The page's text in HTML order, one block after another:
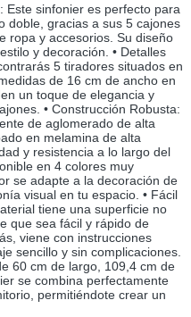
Este sinfonier es perfecto para
doble, gracias a sus 5 cajones
ropa y accesorios. Su diseño
y decoración. • Detalles
5 tiradores situados en
de 16 cm de ancho en
un toque de elegancia y
• Construcción Robusta:
de aglomerado de alta
en melamina de alta
y resistencia a lo largo del
en 4 colores muy
se adapte a la decoración de
visual en tu espacio. • Fácil
tiene una superficie no
que sea fácil y rápido de
viene con instrucciones
sencillo y sin complicaciones.
60 cm de largo, 109,4 cm de
se combina perfectamente
permitiéndote crear un